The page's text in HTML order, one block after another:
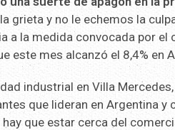
grieta y no le echemos la
a la medida convocada por el
este mes alcanzó el 8,4% en
industrial en Villa
que lideran en Argentina y
que estar cerca del